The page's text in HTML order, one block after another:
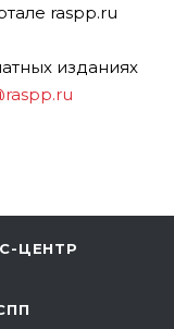
raspp.ru
изданиях
ЦЕНТР